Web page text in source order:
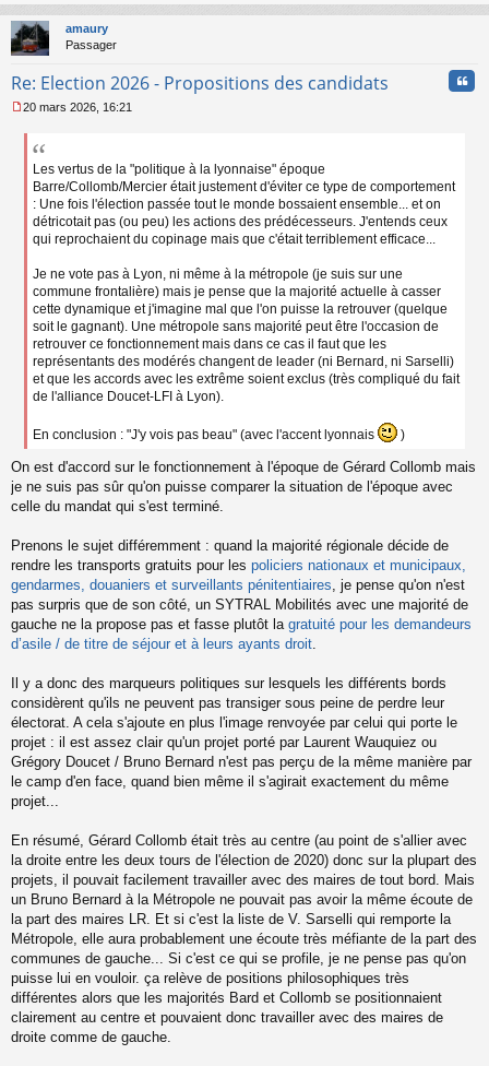
au
amaury
Passager
Re: Election 2026 - Propositions des candidats
e
20 mars 2026, 16:21
Les vertus de la "politique à la lyonnaise" époque
Barre/Collomb/Mercier était justement d'éviter ce type de comportement
: Une fois l'élection passée tout le monde bossaient ensemble... et on
détricotait pas (ou peu) les actions des prédécesseurs. J'entends ceux
qui reprochaient du copinage mais que c'était terriblement efficace...
Je ne vote pas à Lyon, ni même à la métropole (je suis sur une
commune frontalière) mais je pense que la majorité actuelle à casser
cette dynamique et j'imagine mal que l'on puisse la retrouver (quelque
soit le gagnant). Une métropole sans majorité peut être l'occasion de
retrouver ce fonctionnement mais dans ce cas il faut que les
représentants des modérés changent de leader (ni Bernard, ni Sarselli)
et que les accords avec les extrême soient exclus (très compliqué du fait
de l'alliance Doucet-LFI à Lyon).
En conclusion : "J'y vois pas beau" (avec l'accent lyonnais )
On est d'accord sur le fonctionnement à l'époque de Gérard Collomb mais
je ne suis pas sûr qu'on puisse comparer la situation de l'époque avec
celle du mandat qui s'est terminé.
Prenons le sujet différemment : quand la majorité régionale décide de
rendre les transports gratuits pour les policiers nationaux et municipaux,
gendarmes, douaniers et surveillants pénitentiaires, je pense qu'on n'est
pas surpris que de son côté, un SYTRAL Mobilités avec une majorité de
gauche ne la propose pas et fasse plutôt la gratuité pour les demandeurs
d’asile / de titre de séjour et à leurs ayants droit.
Il y a donc des marqueurs politiques sur lesquels les différents bords
considèrent qu'ils ne peuvent pas transiger sous peine de perdre leur
électorat. A cela s'ajoute en plus l'image renvoyée par celui qui porte le
projet : il est assez clair qu'un projet porté par Laurent Wauquiez ou
Grégory Doucet / Bruno Bernard n'est pas perçu de la même manière par
le camp d'en face, quand bien même il s'agirait exactement du même
projet...
En résumé, Gérard Collomb était très au centre (au point de s'allier avec
la droite entre les deux tours de l'élection de 2020) donc sur la plupart des
projets, il pouvait facilement travailler avec des maires de tout bord. Mais
un Bruno Bernard à la Métropole ne pouvait pas avoir la même écoute de
la part des maires LR. Et si c'est la liste de V. Sarselli qui remporte la
Métropole, elle aura probablement une écoute très méfiante de la part des
communes de gauche... Si c'est ce qui se profile, je ne pense pas qu'on
puisse lui en vouloir. ça relève de positions philosophiques très
différentes alors que les majorités Bard et Collomb se positionnaient
clairement au centre et pouvaient donc travailler avec des maires de
droite comme de gauche.